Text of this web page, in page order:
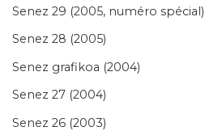
Senez 29 (2005, numéro spécial)
Senez 28 (2005)
Senez grafikoa (2004)
Senez 27 (2004)
Senez 26 (2003)